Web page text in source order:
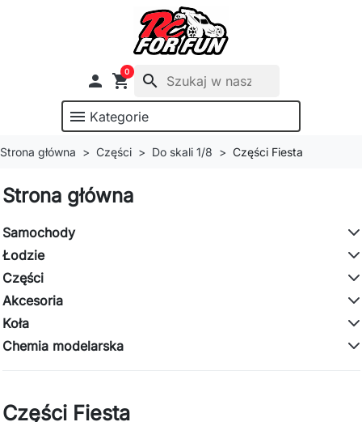
 shopping_cart
0
search
menu Kategorie
Strona główna Części Do skali 1/8 Części Fiesta
Strona główna
Samochody
Łodzie
Części
Akcesoria
Koła
Chemia modelarska
Części Fiesta